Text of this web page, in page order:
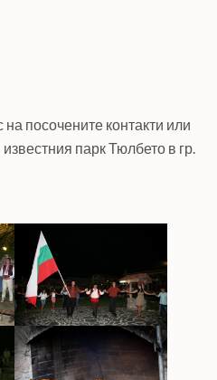
посочените контакти или
парк Тюлбето в гр.